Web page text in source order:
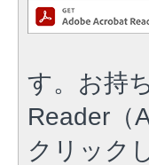
す。お持
Reader（
クリック